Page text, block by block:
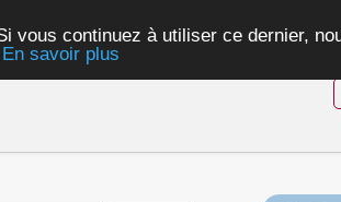
vous continuez à utiliser ce dernier,
En savoir plus